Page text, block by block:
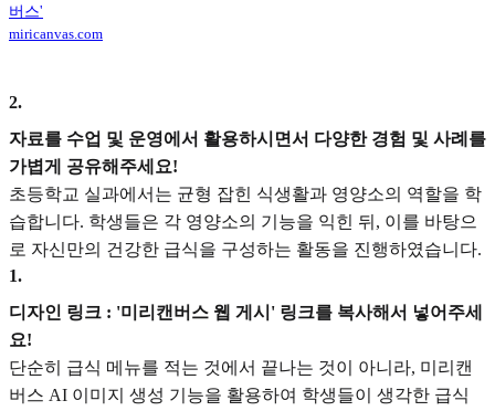
버스'
miricanvas.com
2.
자료를 수업 및 운영에서 활용하시면서 다양한 경험 및 사례를
가볍게 공유해주세요!
초등학교 실과에서는 균형 잡힌 식생활과 영양소의 역할을 학
습합니다. 학생들은 각 영양소의 기능을 익힌 뒤, 이를 바탕으
로 자신만의 건강한 급식을 구성하는 활동을 진행하였습니다.
1.
디자인 링크 : '미리캔버스 웹 게시' 링크를 복사해서 넣어주세
요!
단순히 급식 메뉴를 적는 것에서 끝나는 것이 아니라, 미리캔
버스 AI 이미지 생성 기능을 활용하여 학생들이 생각한 급식